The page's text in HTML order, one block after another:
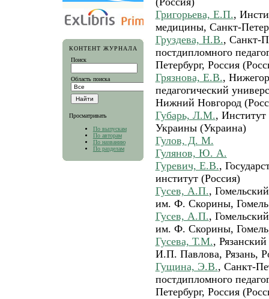
КОНТЕНТ ЖУРНАЛА
Поиск
Область поиска
Просматривать
По выпускам
По авторам
По названию
По разделам
Григорьева, Е.П.,
медицины, Санкт-
Груздева, Н.В., Санкт-
постдипломного
Петербург, Россия
Грязнова, Е.В.,
педагогический
Нижний Новгород
Губарь, Л.М.,
Украины (Украина)
Гулов, Д. М.
Гулянов, Ю. А.
Гуревич, Е.В.,
институт (Россия)
Гусев, А.П.,
им. Ф. Скорины, Гомель
Гусев, А.П.,
им. Ф. Скорины,
Гусева, Т.М.,
И.П. Павлова, Рязань,
Гущина, Э.В., Санкт-
постдипломного
Петербург, Россия